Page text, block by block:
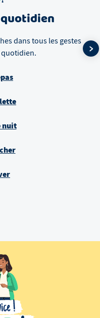
dans tous les gestes
nuit